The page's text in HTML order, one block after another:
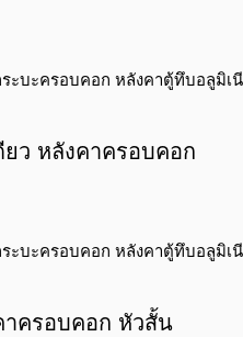
ว หลังคาครอบคอก
ครอบคอก หัวสั้น